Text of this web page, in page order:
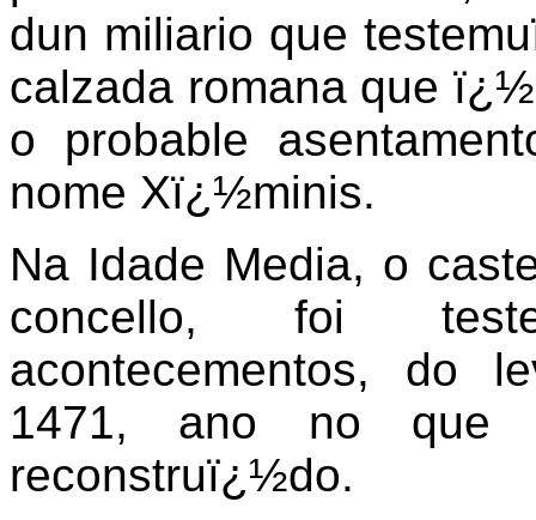
dun miliario que
calzada romana que
o probable
nome Xï¿½minis.
Na Idade Media, o
concello, foi
acontecementos, do
1471, ano no que
reconstruï¿½do.